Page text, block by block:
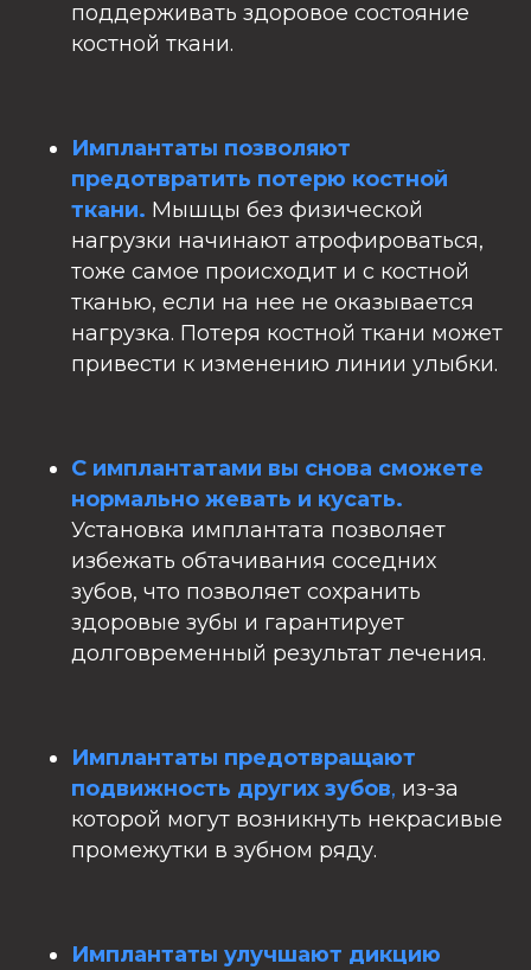
поддерживать здоровое состояние
костной ткани.
Имплантаты позволяют
предотвратить потерю костной
ткани. Мышцы без физической
нагрузки начинают атрофироваться,
тоже самое происходит и с костной
тканью, если на нее не оказывается
нагрузка. Потеря костной ткани может
привести к изменению линии улыбки.
С имплантатами вы снова сможете
нормально жевать и кусать.
Установка имплантата позволяет
избежать обтачивания соседних
зубов, что позволяет сохранить
здоровые зубы и гарантирует
долговременный результат лечения.
Имплантаты предотвращают
подвижность других зубов, из-за
которой могут возникнуть некрасивые
промежутки в зубном ряду.
Имплантаты улучшают дикцию